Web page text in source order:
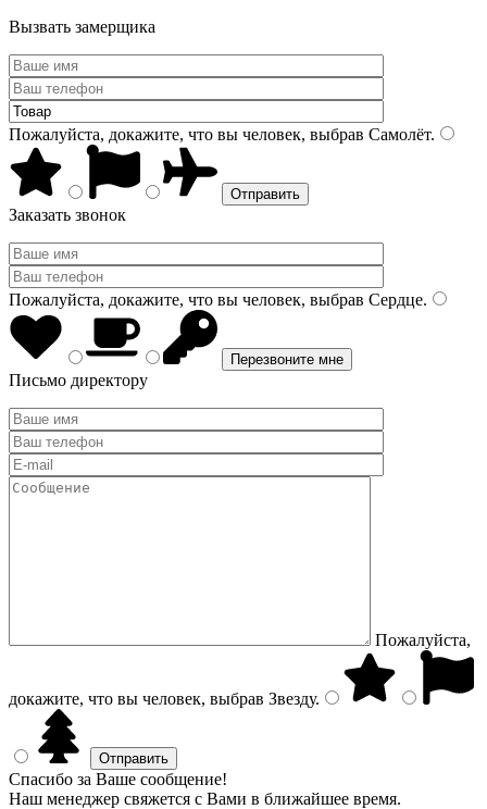
Вызвать замерщика
Пожалуйста, докажите, что вы человек, выбрав Самолёт.
Заказать звонок
Пожалуйста, докажите, что вы человек, выбрав Сердце.
Письмо директору
Пожалуйста,
докажите, что вы человек, выбрав Звезду.
Спасибо за Ваше сообщение!
Наш менеджер свяжется с Вами в ближайшее время.